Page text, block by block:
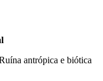
antrópica e biótica